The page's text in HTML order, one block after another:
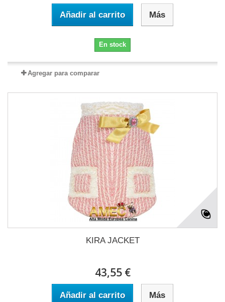
Añadir al carrito Más
En stock
Agregar para comparar
KIRA JACKET
43,55 €
Añadir al carrito Más